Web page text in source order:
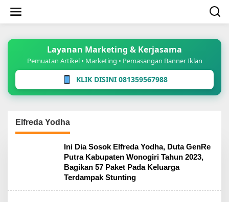
konten
Layanan Marketing & Kerjasama
Pemuatan Artikel • Marketing • Pemasangan Banner Iklan
KLIK DISINI 081359567988
Elfreda Yodha
Ini Dia Sosok Elfreda Yodha, Duta GenRe
Putra Kabupaten Wonogiri Tahun 2023,
Bagikan 57 Paket Pada Keluarga
Terdampak Stunting